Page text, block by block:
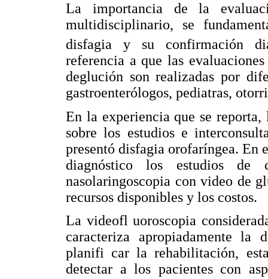
La importancia de la
multidisciplinario, se
disfagia y su confirmación
referencia a que las
deglución son realizadas por
gastroenterólogos, pediatras,
En la experiencia que se
sobre los estudios e
presentó disfagia orofaríngea. En
diagnóstico los estudios de
nasolaringoscopia con video de
recursos disponibles y los costos.
La videofl uoroscopia
caracteriza apropiadamente la
planifi car la rehabilitación,
detectar a los pacientes con